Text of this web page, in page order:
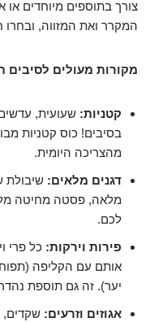
צורך בתוספים מיוחדים
המקרר ואת המזווה, ובחרו
מקורות מעולים לסיבים
קטניות: שעועית,
בסיבים! כוס קטניות
מהצריכה היומית.
דגנים מלאים: שיבולת
מלאה, פסטה מחיטה
לכם.
פירות וירקות: כל פרי
אותם עם הקליפה
יער). זה גם תוספת
אגוזים וזרעים: שקדים,